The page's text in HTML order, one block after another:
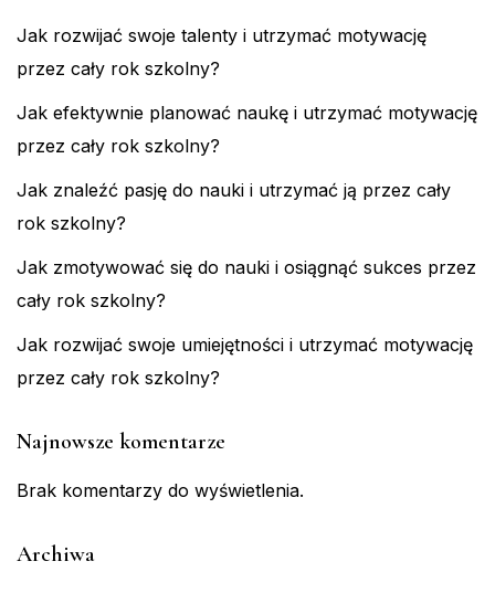
Jak rozwijać swoje talenty i utrzymać motywację
przez cały rok szkolny?
Jak efektywnie planować naukę i utrzymać motywację
przez cały rok szkolny?
Jak znaleźć pasję do nauki i utrzymać ją przez cały
rok szkolny?
Jak zmotywować się do nauki i osiągnąć sukces przez
cały rok szkolny?
Jak rozwijać swoje umiejętności i utrzymać motywację
przez cały rok szkolny?
Najnowsze komentarze
Brak komentarzy do wyświetlenia.
Archiwa